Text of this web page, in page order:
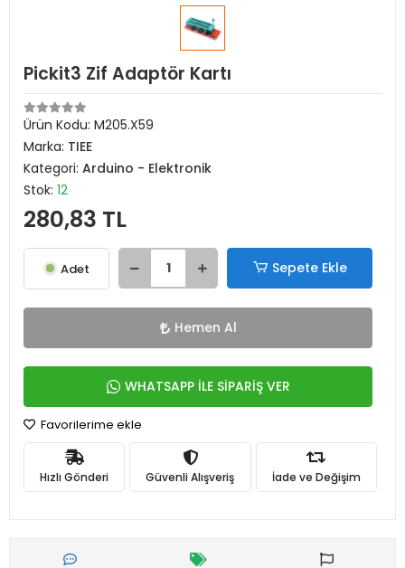
Pickit3 Zif Adaptör Kartı
Ürün Kodu: M205.X59
Marka: TIEE
Kategori: Arduino - Elektronik
Stok: 12
280,83 TL
Adet Sepete Ekle
Hemen Al
WHATSAPP İLE SİPARİŞ VER
Favorilerime ekle
Hızlı Gönderi Güvenli Alışveriş İade ve Değişim